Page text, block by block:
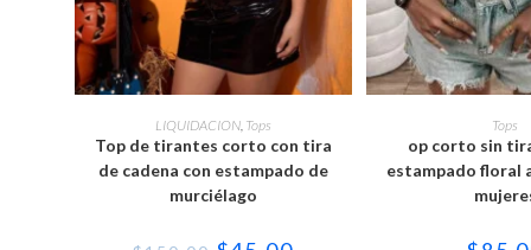
SELECCIONAR OPCIONES
Este
producto
tiene
múltiples
variantes.
opciones
LIQUIDACION Tops
Top de tirantes corto con tira
de cadena con estampado de
murciélago
El
El
SELECCIONAR
Tops
op corto sin
estampado floral